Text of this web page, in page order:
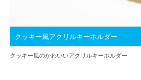
クッキー風アクリルキーホルダー
クッキー風のかわいいアクリルキーホルダー